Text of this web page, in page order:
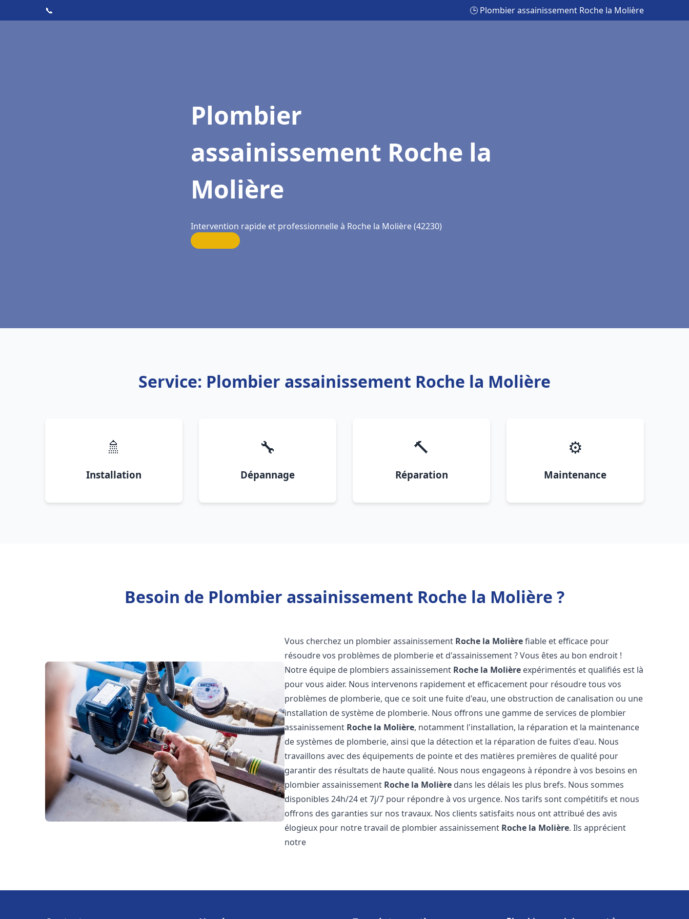
📞 🕒 Plombier assainissement Roche la Molière
Plombier
assainissement Roche la
Molière
Intervention rapide et professionnelle à Roche la Molière (42230)
Service: Plombier assainissement Roche la Molière
🚿
Installation
🔧
Dépannage
🔨
Réparation
⚙️
Maintenance
Besoin de Plombier assainissement Roche la Molière ?
Vous cherchez un plombier assainissement Roche la Molièrefiable et efficace pour
résoudre vos problèmes de plomberie et d'assainissement ? Vous êtes au bon endroit !
Notre équipe de plombiers assainissement Roche la Molière expérimentés et qualifiés est là
pour vous aider. Nous intervenons rapidement et efficacement pour résoudre tous vos
problèmes de plomberie, que ce soit une fuite d'eau, une obstruction de canalisation ou une
installation de système de plomberie. Nous offrons une gamme de services de plombier
assainissement Roche la Molière, notamment l'installation, la réparation et la maintenance
de systèmes de plomberie, ainsi que la détection et la réparation de fuites d'eau. Nous
travaillons avec des équipements de pointe et des matières premières de qualité pour
garantir des résultats de haute qualité. Nous nous engageons à répondre à vos besoins en
plombier assainissement Roche la Molière dans les délais les plus brefs. Nous sommes
disponibles 24h/24 et 7j/7 pour répondre à vos urgence. Nos tarifs sont compétitifs et nous
offrons des garanties sur nos travaux. Nos clients satisfaits nous ont attribué des avis
élogieux pour notre travail de plombier assainissement Roche la Molière. Ils apprécient
notre